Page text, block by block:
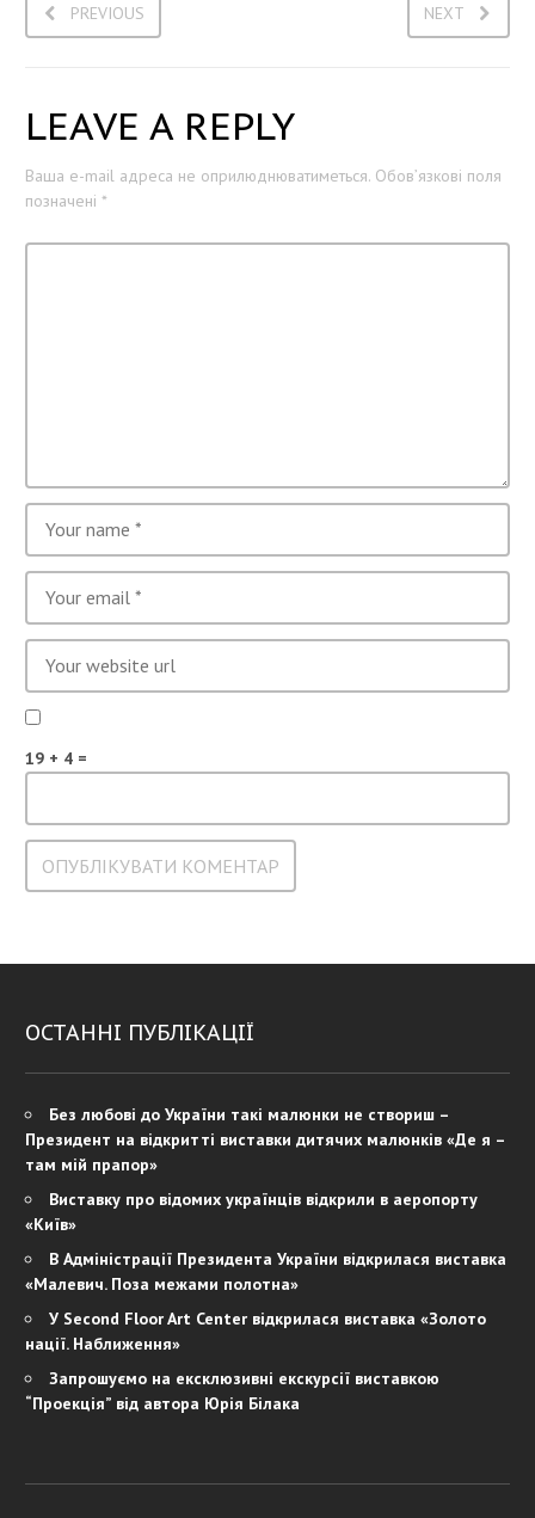
PREVIOUS NEXT
LEAVE A REPLY
Ваша e-mail адреса не оприлюднюватиметься. Обов’язкові поля
позначені *
19 + 4 =
ОСТАННІ ПУБЛІКАЦІЇ
Без любові до України такі малюнки не створиш –
Президент на відкритті виставки дитячих малюнків «Де я –
там мій прапор»
Виставку про відомих українців відкрили в аеропорту
«Київ»
В Адміністрації Президента України відкрилася виставка
«Малевич. Поза межами полотна»
У Second Floor Art Center відкрилася виставка «Золото
нації. Наближення»
Запрошуємо на ексклюзивні екскурсії виставкою
“Проекція” від автора Юрія Білака